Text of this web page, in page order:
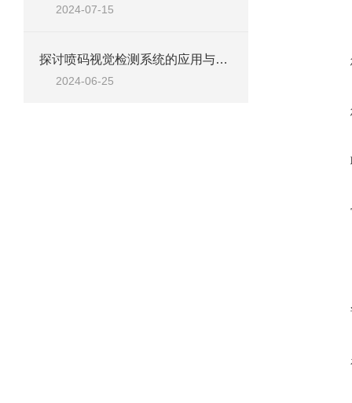
2024-07-15
探讨喷码视觉检测系统的应用与优势
2024-06-25